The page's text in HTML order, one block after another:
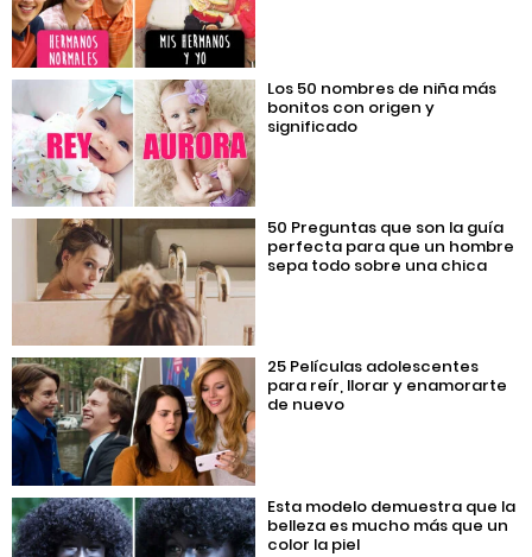
Los 50 nombres de niña más
bonitos con origen y
significado
50 Preguntas que son la guía
perfecta para que un hombre
sepa todo sobre una chica
25 Películas adolescentes
para reír, llorar y enamorarte
de nuevo
Esta modelo demuestra que la
belleza es mucho más que un
color la piel